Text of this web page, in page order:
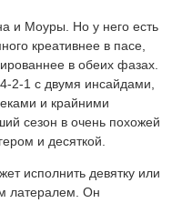
и Моуры. Но у него есть
креативнее в пасе,
в обеих фазах.
2-1 с двумя инсайдами,
и крайними
сезон в очень похожей
и десяткой.
исполнить девятку или
латералем. Он